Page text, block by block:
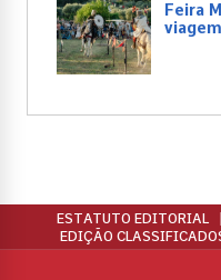
Feira
ESTATUTO EDITORIAL
EDIÇÃO